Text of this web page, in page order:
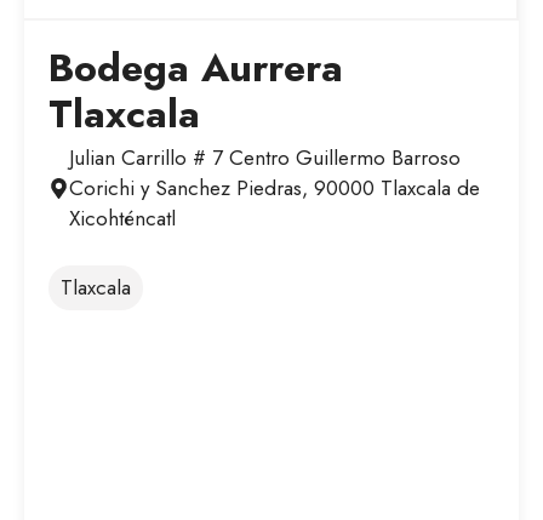
Bodega Aurrera
Tlaxcala
Julian Carrillo # 7 Centro Guillermo Barroso
Corichi y Sanchez Piedras, 90000 Tlaxcala de
Xicohténcatl
Tlaxcala